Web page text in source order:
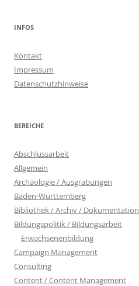
INFOS
Kontakt
Impressum
Datenschutzhinweise
BEREICHE
Abschlussarbeit
Allgemein
Archäologie / Ausgrabungen
Baden-Württemberg
Bibliothek / Archiv / Dokumentation
Bildungspolitik / Bildungsarbeit
Erwachsenenbildung
Campaign Management
Consulting
Content / Content Management